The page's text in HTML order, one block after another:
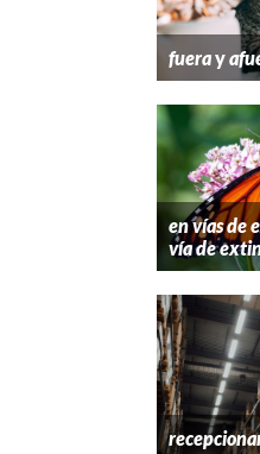
fueray
en vías de
vía de